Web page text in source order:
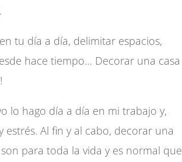
tu día a día, delimitar espacios,
hace tiempo… Decorar una casa
lo hago día a día en mi trabajo y,
Al fin y al cabo, decorar una
para toda la vida y es normal que